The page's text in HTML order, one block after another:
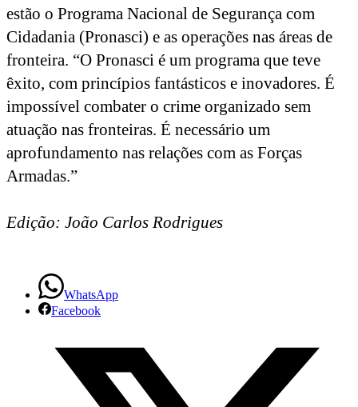
estão o Programa Nacional de Segurança com
Cidadania (Pronasci) e as operações nas áreas de
fronteira. “O Pronasci é um programa que teve
êxito, com princípios fantásticos e inovadores. É
impossível combater o crime organizado sem
atuação nas fronteiras. É necessário um
aprofundamento nas relações com as Forças
Armadas.”
Edição: João Carlos Rodrigues
WhatsApp
Facebook